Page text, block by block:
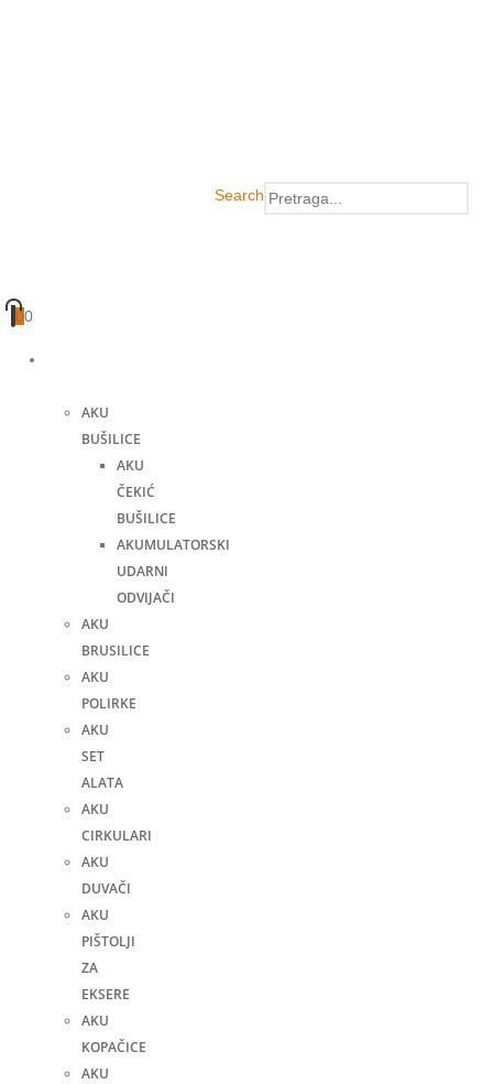
Search
00
AKU
BUŠILICE
AKU
ČEKIĆ
BUŠILICE
AKUMULATORSKI
UDARNI
ODVIJAČI
AKU
BRUSILICE
AKU
POLIRKE
AKU
SET
ALATA
AKU
CIRKULARI
AKU
DUVAČI
AKU
PIŠTOLJI
ZA
EKSERE
AKU
KOPAČICE
AKU